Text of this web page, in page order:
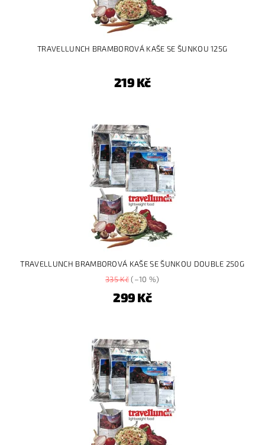
TRAVELLUNCH BRAMBOROVÁ KAŠE SE ŠUNKOU 125G
219 Kč
TRAVELLUNCH BRAMBOROVÁ KAŠE SE ŠUNKOU DOUBLE 250G
335 Kč(–10 %)
299 Kč